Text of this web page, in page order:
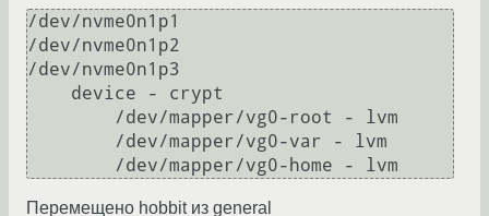
/dev/nvme0n1p1
/dev/nvme0n1p2
/dev/nvme0n1p3
Перемещено hobbit из general